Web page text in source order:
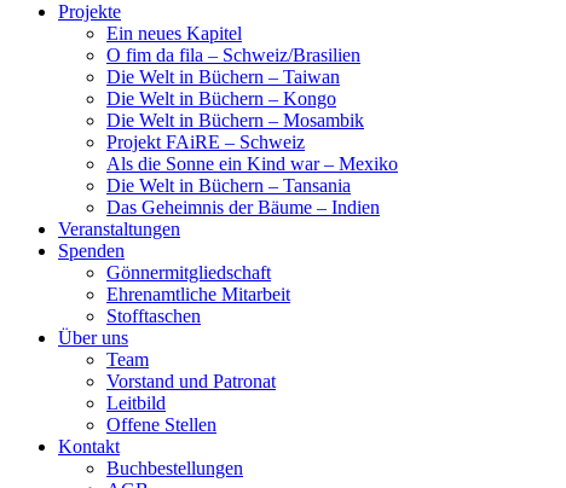
Projekte
Ein neues Kapitel
O fim da fila – Schweiz/Brasilien
Die Welt in Büchern – Taiwan
Die Welt in Büchern – Kongo
Die Welt in Büchern – Mosambik
Projekt FAiRE – Schweiz
Als die Sonne ein Kind war – Mexiko
Die Welt in Büchern – Tansania
Das Geheimnis der Bäume – Indien
Veranstaltungen
Spenden
Gönnermitgliedschaft
Ehrenamtliche Mitarbeit
Stofftaschen
Über uns
Team
Vorstand und Patronat
Leitbild
Offene Stellen
Kontakt
Buchbestellungen